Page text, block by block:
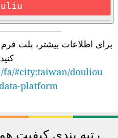
برای اطلاعات بیشتر، پلت
کنید:
fa/#city:taiwan/douliou
platform/
رتبه بندی کیفیت